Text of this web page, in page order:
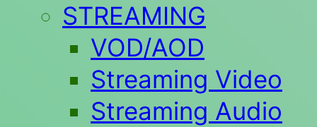
STREAMING
VOD/AOD
Streaming Video
Streaming Audio